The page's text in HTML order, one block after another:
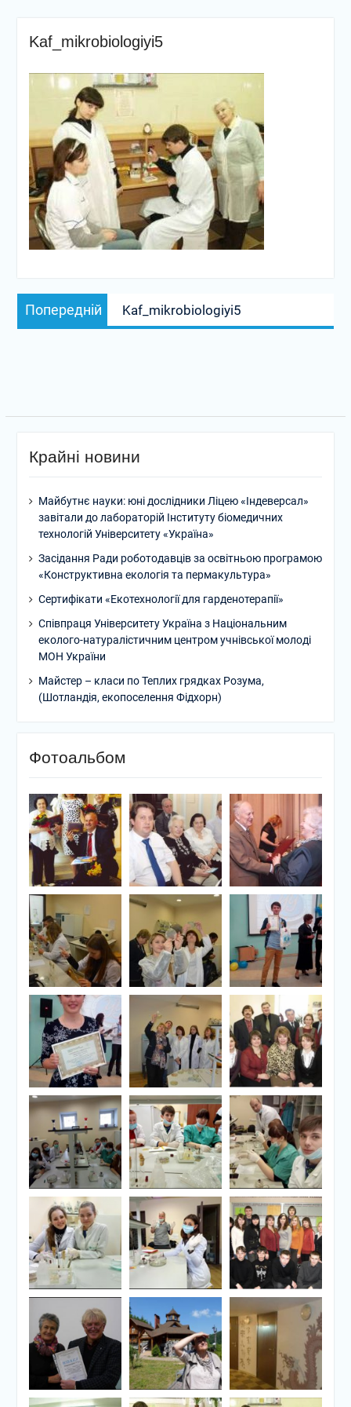
Kaf_mikrobiologiyi5
Навігація
записів
Попередній
Попередній
запис:
Kaf_mikrobiologiyi5
Крайні новини
Майбутнє науки: юні дослідники Ліцею «Індеверсал»
завітали до лабораторій Інституту біомедичних
технологій Університету «Україна»
Засідання Ради роботодавців за освітньою програмою
«Конструктивна екологія та пермакультура»
Сертифікати «Екотехнології для гарденотерапії»
Співпраця Університету Україна з Національним
еколого-натуралістичним центром учнівської молоді
МОН України
Майстер – класи по Теплих грядках Розума,
(Шотландія, екопоселення Фідхорн)
Фотоальбом